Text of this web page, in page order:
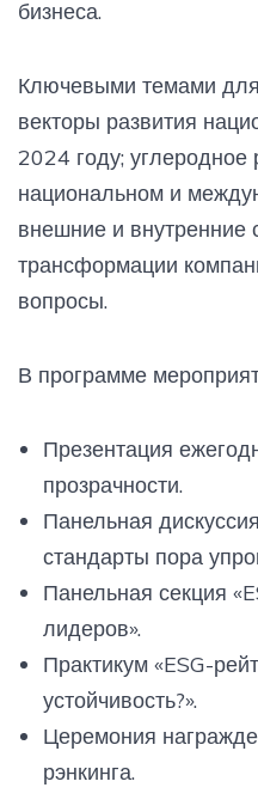
бизнеса.
Ключевыми темами
векторы развития
2024 году; углеродное
национальном и
внешние и внутренние
трансформации
вопросы.
В программе
Презентация
прозрачности.
Панельная
стандарты пора
Панельная секция
лидеров».
Практикум «ESG-
устойчивость?».
Церемония
рэнкинга.